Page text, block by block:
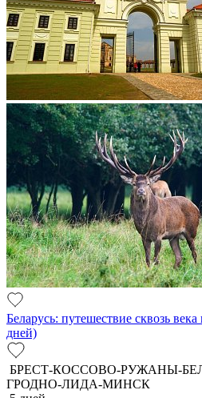
Беларусь: путешествие сквозь
дней)
БРЕСТ-КОССОВО-РУЖАНЫ-
ГРОДНО-ЛИДА-МИНСК